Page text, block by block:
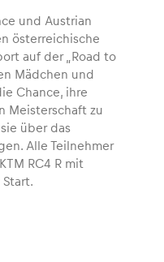
und Austrian
österreichische
auf der „Road to
Mädchen und
Chance, ihre
Meisterschaft zu
über das
Alle Teilnehmer
RC4 R mit